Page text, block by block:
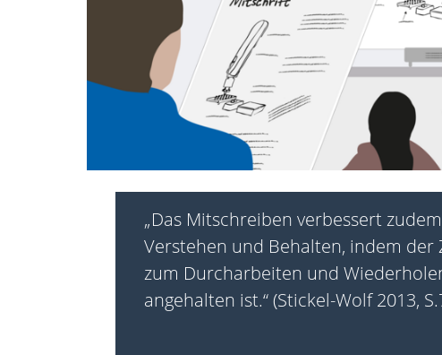
„Das Mitschreiben verbessert
Verstehen und Behalten, indem der
zum Durcharbeiten und
angehalten ist.“ (Stickel-Wolf 2013,